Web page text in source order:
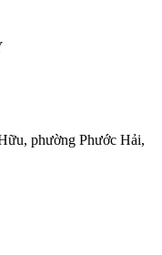
phường Phước Hải,